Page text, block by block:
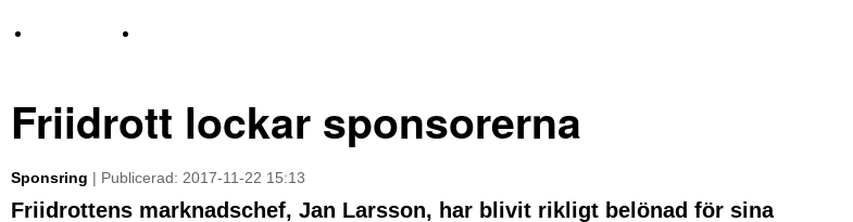
Friidrott lockar sponsorerna
Sponsring | Publicerad: 2017-11-22 15:13
Friidrottens marknadschef, Jan Larsson, har blivit rikligt belönad för sina